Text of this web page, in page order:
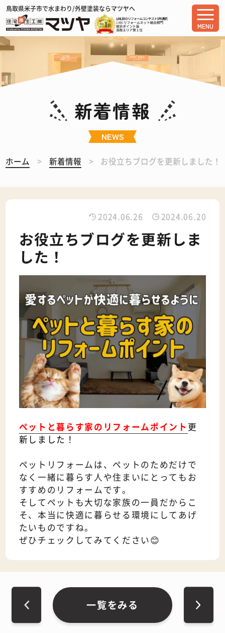
鳥取県米子市で水まわり/外壁塗装ならマツヤへ
MENU
新着情報
NEWS
ホーム 新着情報 お役立ちブログを更新しました！
2024.06.26 2024.06.20
お役立ちブログを更新しま
した！
ペットと暮らす家のリフォームポイント 更
新しま した！
ペットリフォームは、ペットのためだけで
なく一緒に暮らす人や住まいにとってもお
すすめのリフォームです。
そしてペットも大切な家族の一員だからこ
そ、本当に快適に暮らせる環境にしてあげ
たいものですね。
ぜひチェックしてみてください😊
一覧をみる